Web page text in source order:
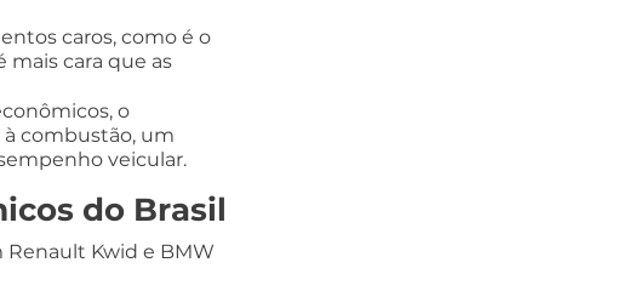
caros, como é o
mais cara que as
o
combustão, um
veicular.
do Brasil
Renault Kwid e BMW